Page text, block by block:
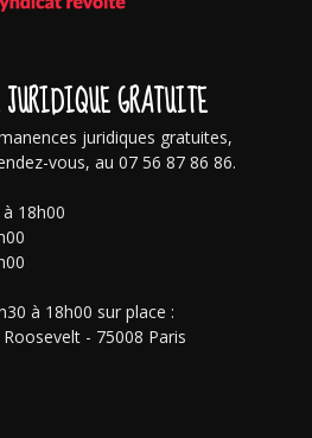
JURIDIQUE GRATUITE
juridiques gratuites,
vous, au 07 56 87 86 86.
18h00
à 18h00 sur place :
- 75008 Paris